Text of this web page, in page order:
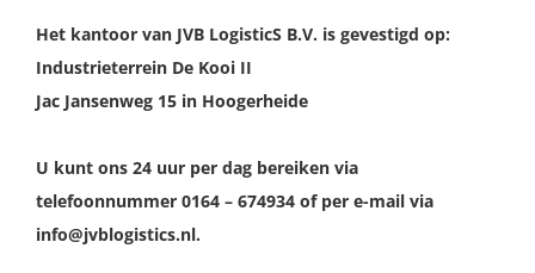
Het kantoor van JVB LogisticS B.V. is gevestigd op:
Industrieterrein De Kooi II
Jac Jansenweg 15 in Hoogerheide
U kunt ons 24 uur per dag bereiken via
telefoonnummer 0164 – 674934 of per e-mail via
info@jvblogistics.nl.